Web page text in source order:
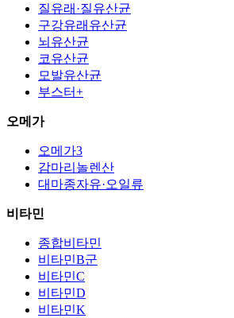
질유래·질유산균
구강유래유산균
뇌유산균
코유산균
모발유산균
부스터+
오메가
오메가3
감마리놀렌산
대마종자유·오일류
비타민
종합비타민
비타민B군
비타민C
비타민D
비타민K